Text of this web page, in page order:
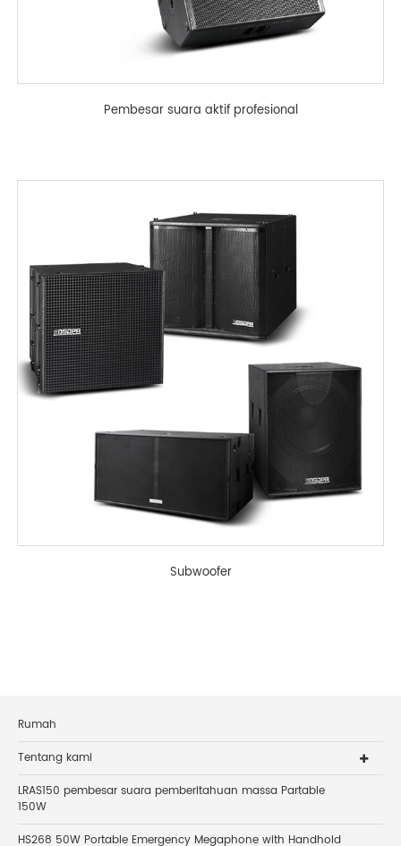
Pembesar suara aktif profesional
Subwoofer
Rumah
Tentang kami
LRAS150 pembesar suara pemberitahuan massa Partable
150W
HS268 50W Portable Emergency Megaphone with Handhold